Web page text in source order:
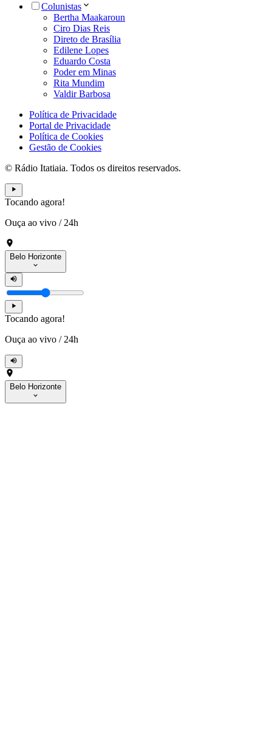
Colunistas
Bertha Maakaroun
Ciro Dias Reis
Direto de Brasília
Edilene Lopes
Eduardo Costa
Poder em Minas
Rita Mundim
Valdir Barbosa
Política de Privacidade
Portal de Privacidade
Política de Cookies
Gestão de Cookies
© Rádio Itatiaia. Todos os direitos reservados.
Tocando agora!
Ouça ao vivo / 24h
Belo Horizonte
Tocando agora!
Ouça ao vivo / 24h
Belo Horizonte